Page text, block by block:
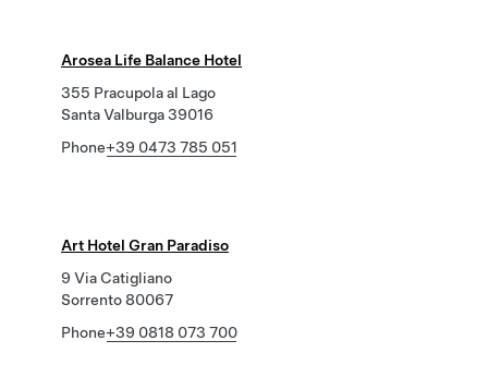
Arosea Life Balance Hotel
355 Pracupola al Lago
Santa Valburga 39016
Phone+39 0473 785 051
Art Hotel Gran Paradiso
9 Via Catigliano
Sorrento 80067
Phone+39 0818 073 700